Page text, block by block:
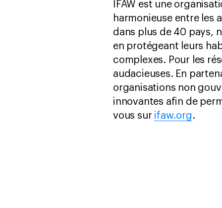
IFAW est une
harmonieuse entre les
dans plus de 40 pays,
en protégeant leurs
complexes. Pour les
audacieuses. En
organisations non
innovantes afin de
vous sur ifaw.org .